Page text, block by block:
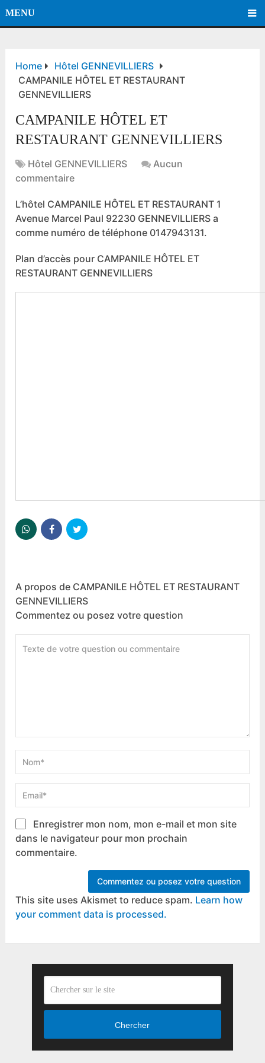
MENU
Home
Hôtel GENNEVILLIERS
CAMPANILE HÔTEL ET RESTAURANT
GENNEVILLIERS
CAMPANILE HÔTEL ET
RESTAURANT GENNEVILLIERS
Hôtel GENNEVILLIERS
Aucun
commentaire
L’hôtel CAMPANILE HÔTEL ET RESTAURANT 1
Avenue Marcel Paul 92230 GENNEVILLIERS a
comme numéro de téléphone 0147943131.
Plan d’accès pour CAMPANILE HÔTEL ET
RESTAURANT GENNEVILLIERS
A propos de CAMPANILE HÔTEL ET RESTAURANT
GENNEVILLIERS
Commentez ou posez votre question
Enregistrer mon nom, mon e-mail et mon site
dans le navigateur pour mon prochain
commentaire.
This site uses Akismet to reduce spam. Learn how
your comment data is processed.
Chercher